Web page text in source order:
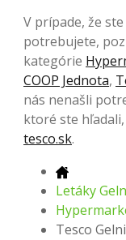
V prípade, že
potrebujete,
kategórie
COOP Jednota,
nás nenašli
ktoré ste
tesco.sk.
Letáky
Tesco